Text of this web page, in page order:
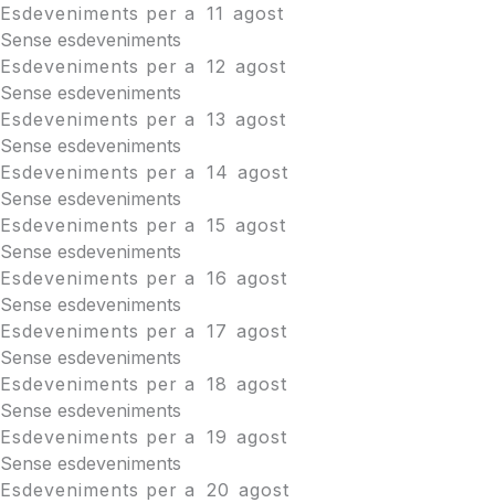
Esdeveniments per a 11 agost
Sense esdeveniments
Esdeveniments per a 12 agost
Sense esdeveniments
Esdeveniments per a 13 agost
Sense esdeveniments
Esdeveniments per a 14 agost
Sense esdeveniments
Esdeveniments per a 15 agost
Sense esdeveniments
Esdeveniments per a 16 agost
Sense esdeveniments
Esdeveniments per a 17 agost
Sense esdeveniments
Esdeveniments per a 18 agost
Sense esdeveniments
Esdeveniments per a 19 agost
Sense esdeveniments
Esdeveniments per a
20 agost